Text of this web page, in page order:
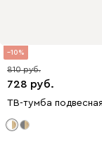
10
728
810
ТВ-тумба